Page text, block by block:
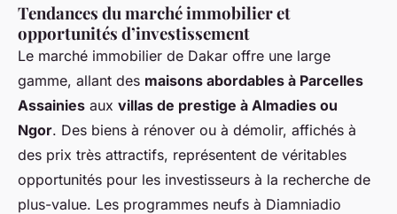
Tendances du marché immobilier et
opportunités d’investissement
Le marché immobilier de Dakar offre une large
gamme, allant des maisons abordables à Parcelles
Assainies aux villas de prestige à Almadies ou
Ngor. Des biens à rénover ou à démolir, affichés à
des prix très attractifs, représentent de véritables
opportunités pour les investisseurs à la recherche de
plus-value. Les programmes neufs à Diamniadio